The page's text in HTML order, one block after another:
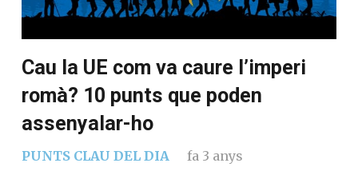
Cau la UE com va caure l’imperi
romà? 10 punts que poden
assenyalar-ho
PUNTS CLAU DEL DIA fa 3 anys